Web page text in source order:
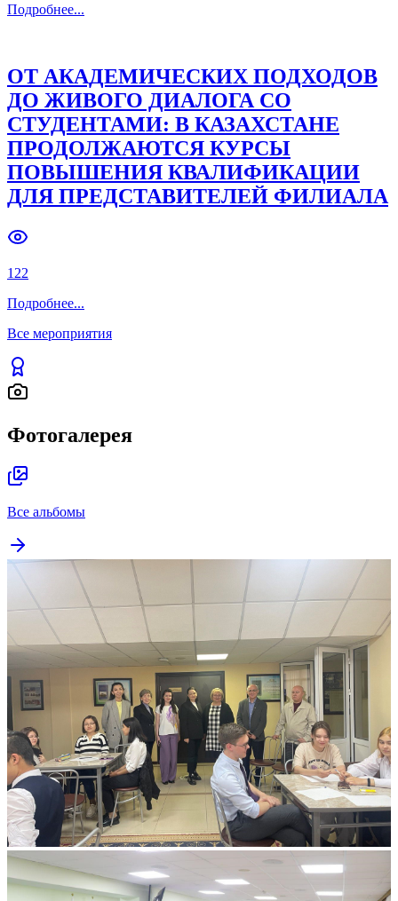
Подробнее...
ОТ АКАДЕМИЧЕСКИХ ПОДХОДОВ
ДО ЖИВОГО ДИАЛОГА СО
СТУДЕНТАМИ: В КАЗАХСТАНЕ
ПРОДОЛЖАЮТСЯ КУРСЫ
ПОВЫШЕНИЯ КВАЛИФИКАЦИИ
ДЛЯ ПРЕДСТАВИТЕЛЕЙ ФИЛИАЛА
122
Подробнее...
Все мероприятия
Фотогалерея
Все альбомы